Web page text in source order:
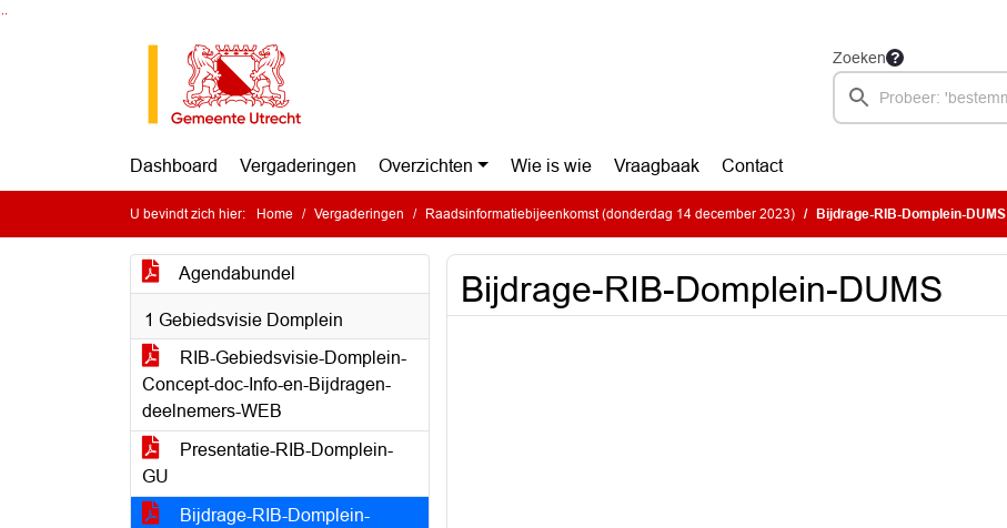
Zoeken
Dashboard Vergaderingen Overzichten Wie is wie Vraagbaak Contact
U bevindt zich hier: Home Vergaderingen Raadsinformatiebijeenkomst (donderdag 14 december 2023) Bijdrage-RIB-Domplein-DUMS
Agendabundel
1 Gebiedsvisie Domplein
RIB-Gebiedsvisie-Domplein-
Concept-doc-Info-en-Bijdragen-
deelnemers-WEB
Presentatie-RIB-Domplein-
GU
Bijdrage-RIB-Domplein-
Bijdrage-RIB-Domplein-DUMS